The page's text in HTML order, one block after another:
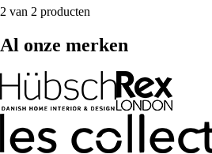
2 van 2 producten
Al onze merken